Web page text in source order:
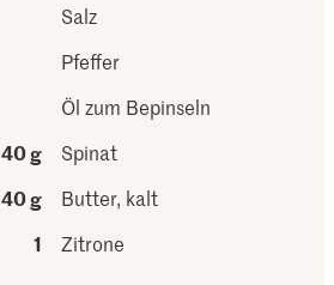
Salz
Pfeffer
Öl zum Bepinseln
40 g
Spinat
40 g
Butter, kalt
1
Zitrone